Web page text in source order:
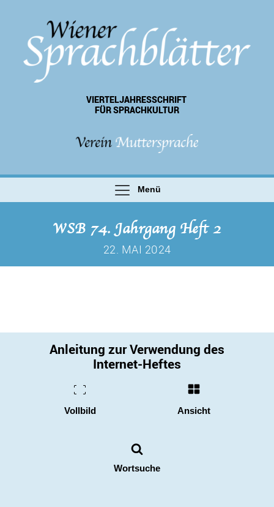
VIERTEL­JAHRES­SCHRIFT
FÜR SPRACHKULTUR
Menü
WSB 74. Jahrgang Heft 2
22. MAI 2024
Anleitung zur Verwendung des
Internet-Heftes
Vollbild Ansicht
Wortsuche